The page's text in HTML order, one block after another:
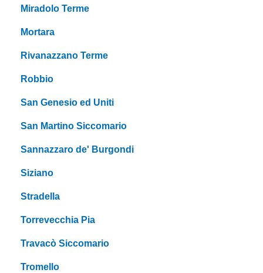
Miradolo Terme
Mortara
Rivanazzano Terme
Robbio
San Genesio ed Uniti
San Martino Siccomario
Sannazzaro de' Burgondi
Siziano
Stradella
Torrevecchia Pia
Travacò Siccomario
Tromello